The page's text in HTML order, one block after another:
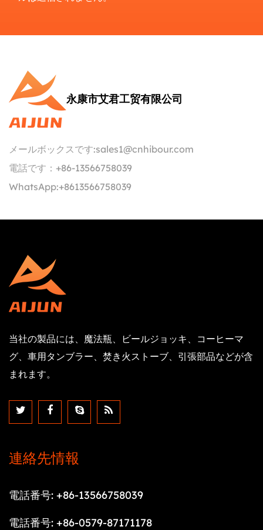
永康市艾君工贸有限公司
メールボックスです:sales1@cnhibour.com
電話です： +86-13566758039
WhatsApp:+8613566758039
当社の製品には、魔法瓶、ビールジョッキ、コーヒーマ
グ、車用タンブラー、焚き火ストーブ、引張部品などが含
まれます。
連絡先情報
電話番号: +86-13566758039
電話番号: +86-0579-87171178